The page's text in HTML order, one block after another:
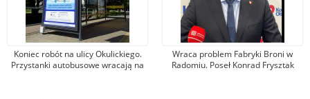
Koniec robót na ulicy Okulickiego.
Przystanki autobusowe wracają na
Wraca problem Fabryki Broni w
Radomiu. Poseł Konrad Frysztak